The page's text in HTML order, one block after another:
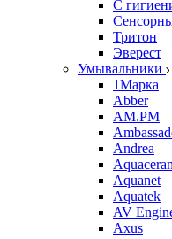
С
Тритон
Эверест
Умывальники
1Марка
Abber
AM.PM
Andrea
Aquanet
Aquatek
AV
Axus